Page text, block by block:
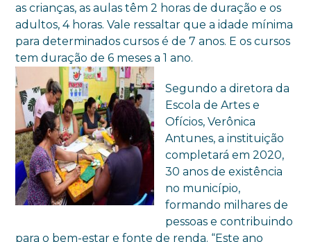
as crianças, as aulas têm 2 horas de duração e os
adultos, 4 horas. Vale ressaltar que a idade mínima
para determinados cursos é de 7 anos. E os cursos
tem duração de 6 meses a 1 ano.
Segundo a diretora da
Escola de Artes e
Ofícios, Verônica
Antunes, a instituição
completará em 2020,
30 anos de existência
no município,
formando milhares de
pessoas e contribuindo
para o bem-estar e fonte de renda. “Este ano